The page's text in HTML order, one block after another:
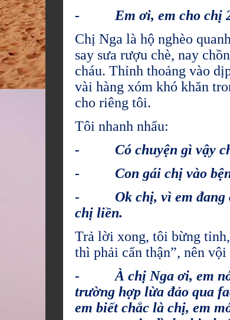
- Em ơi, em cho chị
Chị Nga là hộ nghèo
say sưa rượu chè, nay
cháu. Thỉnh thoảng vào
vài hàng xóm khó khăn
cho riêng tôi.
Tôi nhanh nhẩu:
- Có chuyện gì vậy
- Con gái chị vào bệnh
- Ok chị, vì em đang ở
chị liền.
Trả lời xong, tôi bừng
thì phải cẩn thận”, nên
- À chị Nga ơi, em nói
trường hợp lừa đảo qua
em biết chắc là chị, em